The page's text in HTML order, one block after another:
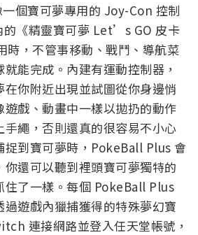
個寶可夢專用的 Joy-Con 控制
《精靈寶可夢 Let’s GO 皮卡
時，不管事移動、戰鬥、導航菜
能完成。內建有運動控制器，
你附近出現並試圖從你身邊悄
戲、動畫中一樣以拋扔的動作
繩，否則還真的很容易不小心
捉到寶可夢時，PokeBall Plus 會
還可以聽到裡頭寶可夢獨特的
住了一樣。每個 PokeBall Plus
遊戲內獵捕獲得的特殊夢幻寶
連接網路並登入任天堂帳號，